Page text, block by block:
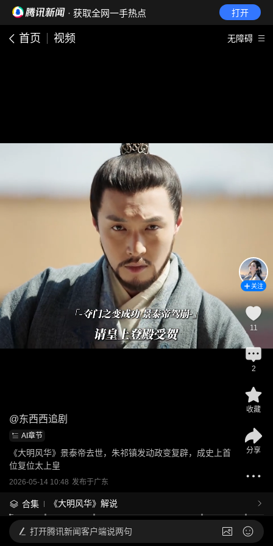
· 获取全网一手热点 打开
首页 视频 无障碍
@东西西追剧
AI章节
《大明风华》景泰帝去世，朱祁镇发动政变复辟，成史上首
位复位太上皇
2026-05-14 10:48 发布于广东
合集 《大明风华》解说
关注
11
2
收藏
分享
打开腾讯新闻客户端说两句